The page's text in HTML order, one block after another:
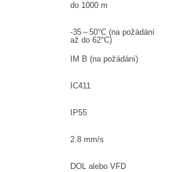
do 1000 m
-35～50°C (na požádání
až do 62°C)
IM B (na požádání)
IC411
IP55
2.8 mm/s
DOL alebo VFD